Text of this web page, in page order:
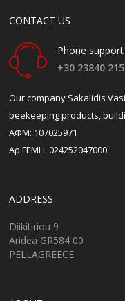
CONTACT US
Phone support
+30 23840
Our company Sakalidis
beekeeping products,
ΑΦΜ: 107025971
Αρ.ΓΕΜΗ: 024252047000
ADDRESS
Diikitiriou 9
Aridea GR584 00
PELLAGREECE